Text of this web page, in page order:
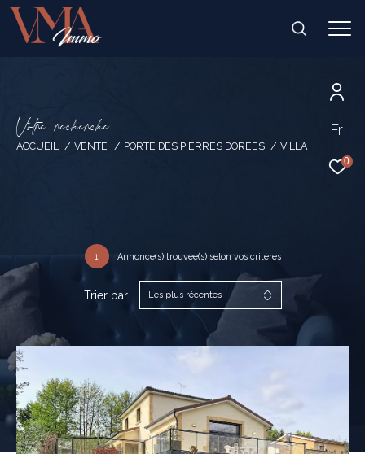
Fr
0
Votre recherche
ACCUEIL VENTE PORTE DES PIERRES DOREES VILLA
1 Annonce(s) trouvée(s) selon vos critères
Trier par Les plus récentes